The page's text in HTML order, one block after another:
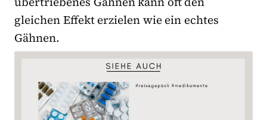
gleichen Effekt erzielen wie ein echtes
Gähnen.